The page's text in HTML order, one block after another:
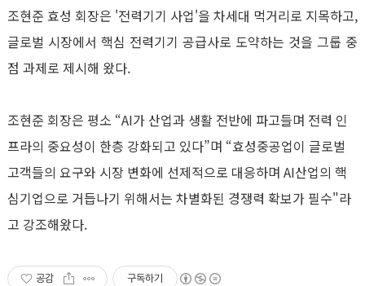
조현준 효성 회장은 '전력기기 사업'을 차세대 먹거리로 지목하고,
글로벌 시장에서 핵심 전력기기 공급사로 도약하는 것을 그룹 중
점 과제로 제시해 왔다.
조현준 회장은 평소 “AI가 산업과 생활 전반에 파고들며 전력 인
프라의 중요성이 한층 강화되고 있다”며 “효성중공업이 글로벌
고객들의 요구와 시장 변화에 선제적으로 대응하며 AI산업의 핵
심기업으로 거듭나기 위해서는 차별화된 경쟁력 확보가 필수"라
고 강조해왔다.
공감 구독하기